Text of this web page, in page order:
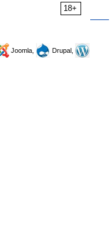
18+
Joomla,
Drupal,